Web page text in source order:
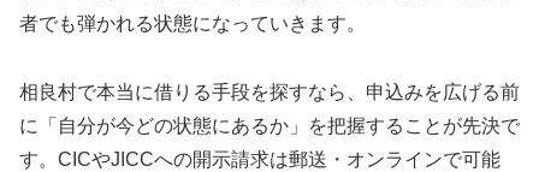
者でも弾かれる状態になっていきます。
相良村で本当に借りる手段を探すなら、申込みを広げる前
に「自分が今どの状態にあるか」を把握することが先決で
す。CICやJICCへの開示請求は郵送・オンラインで可能